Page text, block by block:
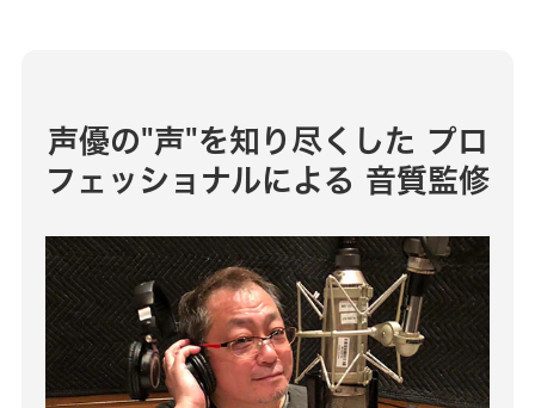
声優の"声"を知り尽くした プロ
フェッショナルによる 音質監修